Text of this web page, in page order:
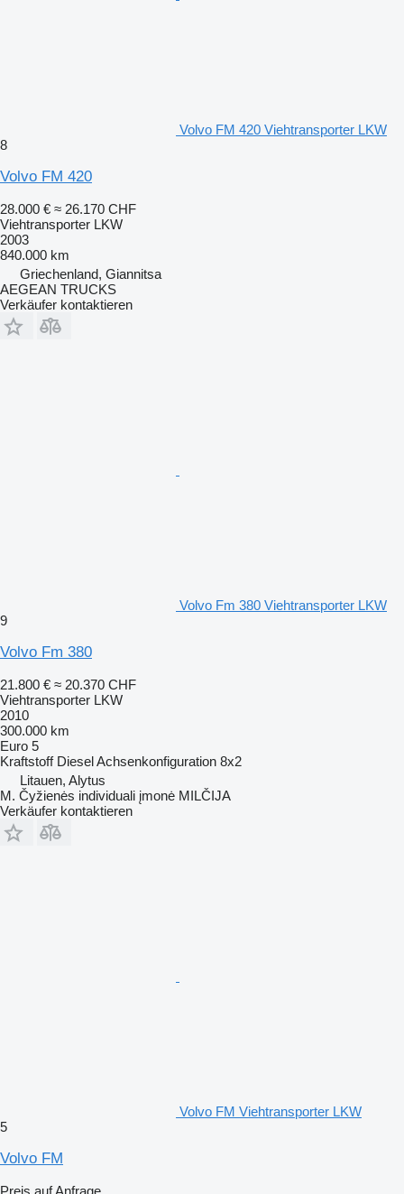
Volvo FM 420 Viehtransporter LKW
8
Volvo FM 420
28.000 € ≈ 26.170 CHF
Viehtransporter LKW
2003
840.000 km
Griechenland, Giannitsa
AEGEAN TRUCKS
Verkäufer kontaktieren
Volvo Fm 380 Viehtransporter LKW
9
Volvo Fm 380
21.800 € ≈ 20.370 CHF
Viehtransporter LKW
2010
300.000 km
Euro 5
Kraftstoff DieselAchsenkonfiguration 8x2
Litauen, Alytus
M. Čyžienės individuali įmonė MILČIJA
Verkäufer kontaktieren
Volvo FM Viehtransporter LKW
5
Volvo FM
Preis auf Anfrage